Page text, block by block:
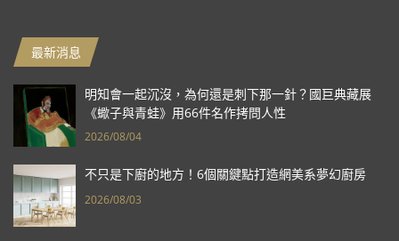
最新消息
明知會一起沉沒，為何還是刺下那一針？國巨典藏展
《蠍子與青蛙》用66件名作拷問人性
2026/08/04
不只是下廚的地方！6個關鍵點打造網美系夢幻廚房
2026/08/03